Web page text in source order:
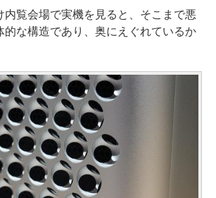
内覧会場で実機を見ると、そこまで悪
的な構造であり、奥にえぐれているか